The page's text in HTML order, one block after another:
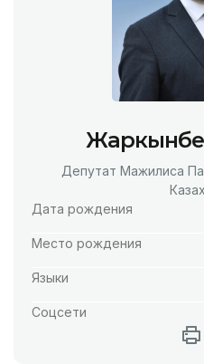
Депутат Мажилиса
Дата рождения
Место рождения
Языки
Соцсети